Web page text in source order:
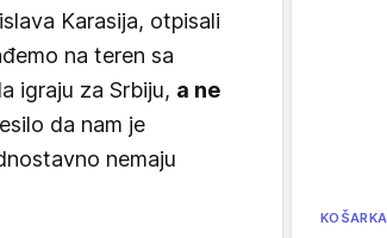
Karasija, otpisali
na teren sa
igraju za Srbiju, a ne
da nam je
nemaju
KOŠARKA